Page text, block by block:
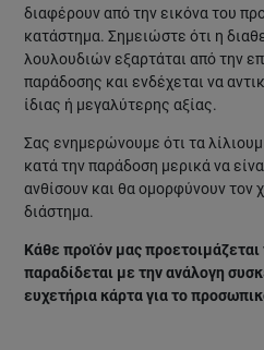
διαφέρουν από την εικόνα του
κατάστημα. Σημειώστε ότι η
λουλουδιών εξαρτάται από την
παράδοσης και ενδέχεται να
ίδιας ή μεγαλύτερης αξίας.
Σας ενημερώνουμε ότι τα
κατά την παράδοση μερικά να
ανθίσουν και θα ομορφύνουν τον
διάστημα.
Κάθε προϊόν μας προετοιμάζεται
παραδίδεται με την ανάλογη
ευχετήρια κάρτα για το